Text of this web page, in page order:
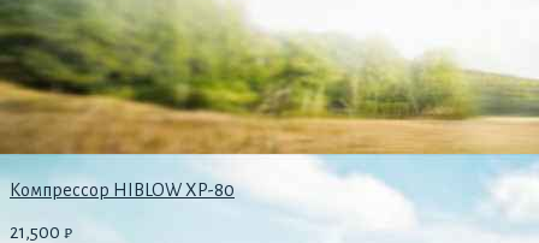
Компрессор HIBLOW XP-80
21,500 ₽